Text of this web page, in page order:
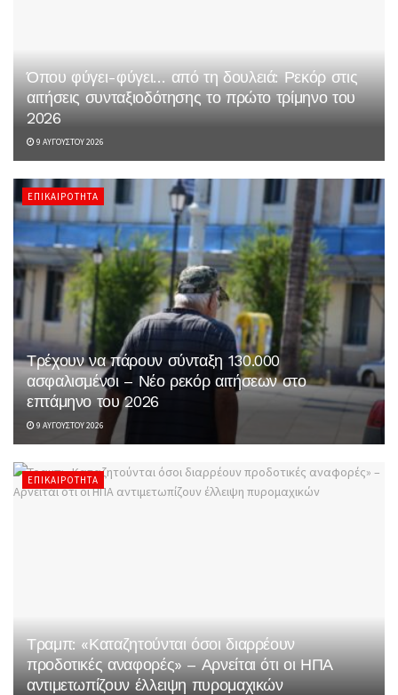
Όπου φύγει-φύγει… από τη δουλειά: Ρεκόρ στις
αιτήσεις συνταξιοδότησης το πρώτο τρίμηνο του
2026
9 ΑΥΓΟΎΣΤΟΥ 2026
ΕΠΙΚΑΙΡΌΤΗΤΑ
Τρέχουν να πάρουν σύνταξη 130.000
ασφαλισμένοι – Νέο ρεκόρ αιτήσεων στο
επτάμηνο του 2026
9 ΑΥΓΟΎΣΤΟΥ 2026
ΕΠΙΚΑΙΡΌΤΗΤΑ
Τραμπ: «Καταζητούνται όσοι διαρρέουν
προδοτικές αναφορές» – Αρνείται ότι οι ΗΠΑ
αντιμετωπίζουν έλλειψη πυρομαχικών